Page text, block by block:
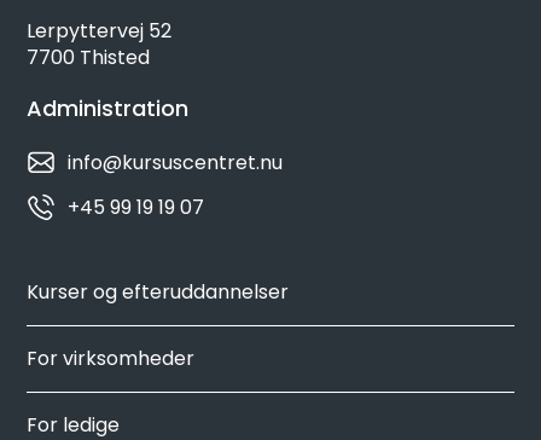
Lerpyttervej 52
7700 Thisted
Administration
info@kursuscentret.nu
+45 99 19 19 07
Kurser og efteruddannelser
For virksomheder
For ledige